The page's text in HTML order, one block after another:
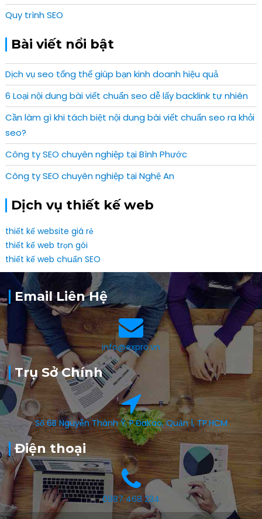
Quy trình SEO
Bài viết nổi bật
Dịch vụ seo tổng thể giúp bạn kinh doanh hiệu quả
6 Loại nội dung bài viết chuẩn seo dễ lấy backlink tự nhiên
Cần làm gì khi tách biệt nội dung bài viết chuẩn seo ra khỏi
seo?
Công ty SEO chuyên nghiệp tại Bình Phước
Công ty SEO chuyên nghiệp tại Nghệ An
Dịch vụ thiết kế web
thiết kế website giá rẻ
thiết kế web trọn gói
thiết kế web chuẩn SEO
Email Liên Hệ
info@expro.vn
Trụ Sở Chính
Số 6B Nguyễn Thành Ý, P.ĐaKao, Quận 1, TP.HCM
Điện thoại
0987 468 234